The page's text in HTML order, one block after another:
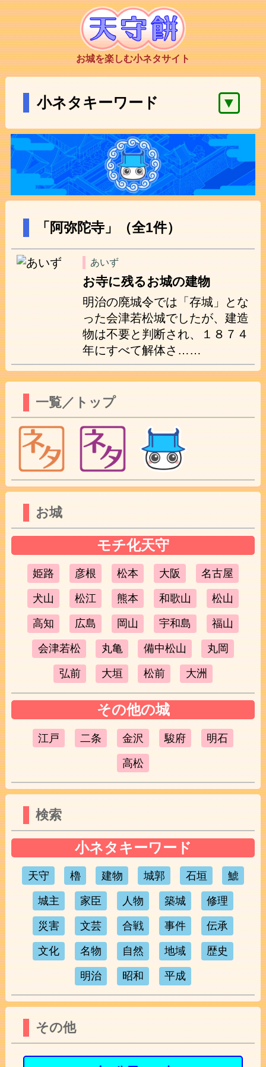
お城を楽しむ小ネタサイト
小ネタキーワード ▼
「阿弥陀寺」（全1件）
あいず
お寺に残るお城の建物
明治の廃城令では「存城」とな
った会津若松城でしたが、建造
物は不要と判断され、１８７４
年にすべて解体さ……
一覧／トップ
お城
モチ化天守
姫路 彦根 松本 大阪 名古屋
犬山 松江 熊本 和歌山 松山
高知 広島 岡山 宇和島 福山
会津若松 丸亀 備中松山 丸岡
弘前 大垣 松前 大洲
その他の城
江戸 二条 金沢 駿府 明石
高松
検索
小ネタキーワード
天守 櫓 建物 城郭 石垣 鯱
城主 家臣 人物 築城 修理
災害 文芸 合戦 事件 伝承
文化 名物 自然 地域 歴史
明治 昭和 平成
その他